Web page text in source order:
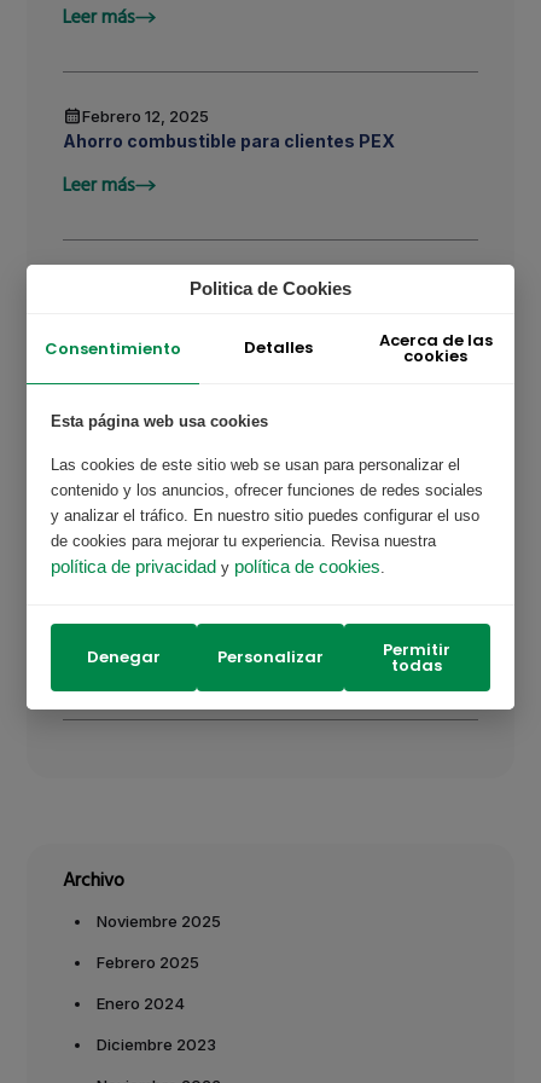
Leer más
Leer más
Ahorro combustible para clientes PEX
Febrero 12, 2025
Leer más
Enero 31, 2024
Leer más
Forma parte de nuestra comunidad ?
Leer más
Exclusivo por nuestra APP PEX?
Enero 31, 2024
Archivo
Noviembre 2025
Febrero 2025
Enero 2024
Diciembre 2023
Politica de Cookies
Consentimiento Detalles Acerca de las
cookies
Esta página web usa cookies
Las cookies de este sitio web se usan para personalizar el
contenido y los anuncios, ofrecer funciones de redes sociales
y analizar el tráfico. En nuestro sitio puedes configurar el uso
de cookies para mejorar tu experiencia. Revisa nuestra
política de privacidady política de cookies
Denegar Personalizar Permitir
todas